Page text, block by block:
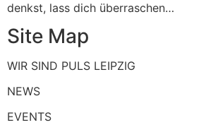
denkst, lass dich überraschen…
Site Map
WIR SIND PULS LEIPZIG
NEWS
EVENTS